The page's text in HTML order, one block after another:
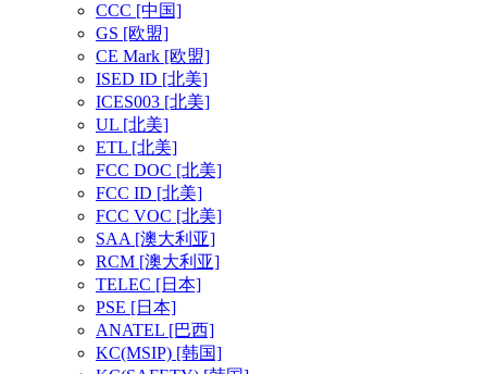
CCC [中国]
GS [欧盟]
CE Mark [欧盟]
ISED ID [北美]
ICES003 [北美]
UL [北美]
ETL [北美]
FCC DOC [北美]
FCC ID [北美]
FCC VOC [北美]
SAA [澳大利亚]
RCM [澳大利亚]
TELEC [日本]
PSE [日本]
ANATEL [巴西]
KC(MSIP) [韩国]